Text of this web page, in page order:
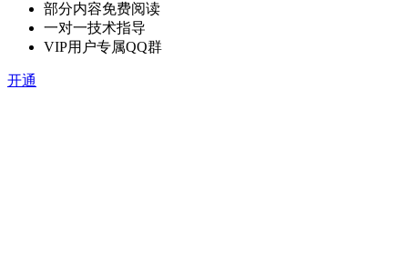
部分内容免费阅读
一对一技术指导
VIP用户专属QQ群
开通